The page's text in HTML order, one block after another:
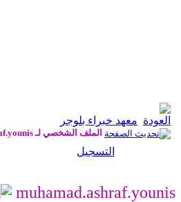
معهد خبراء بلوجر
الملف الشخصي لـ muhamad.ashraf.younis
التسجيل
muhamad.ashraf.younis